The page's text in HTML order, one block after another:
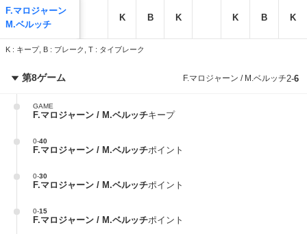
F.マロジャーン
M.ベルッチ
K B K K B K
K : キープ, B : ブレーク, T : タイブレーク
第8ゲーム F.マロジャーン / M.ベルッチ2-6
GAME
F.マロジャーン / M.ベルッチキープ
0-40
F.マロジャーン / M.ベルッチポイント
0-30
F.マロジャーン / M.ベルッチポイント
0-15
F.マロジャーン / M.ベルッチポイント